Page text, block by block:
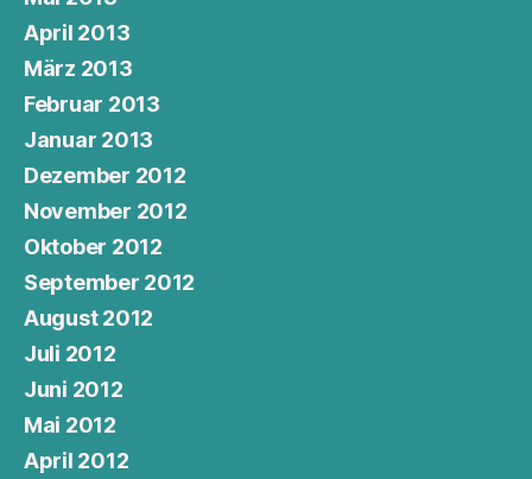
April 2013
März 2013
Februar 2013
Januar 2013
Dezember 2012
November 2012
Oktober 2012
September 2012
August 2012
Juli 2012
Juni 2012
Mai 2012
April 2012